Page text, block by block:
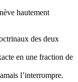
hautement
des deux
en une fraction de
l’interrompre.